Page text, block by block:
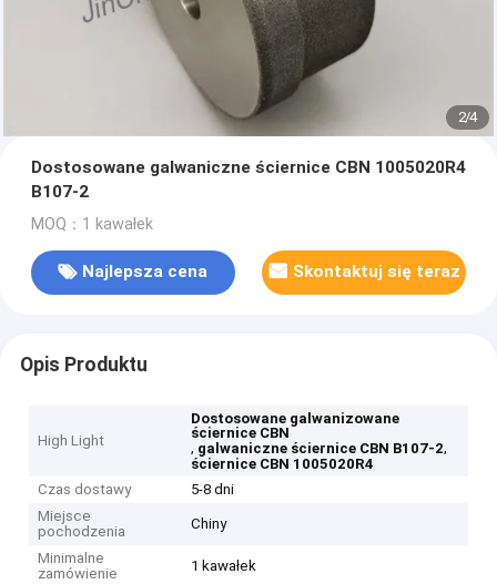
2/4
Dostosowane galwaniczne ściernice CBN 1005020R4
B107-2
MOQ：1 kawałek
Najlepsza cena Skontaktuj się teraz
Opis Produktu
High Light
Dostosowane galwanizowane
ściernice CBN
, galwaniczne ściernice CBN B107-2,
ściernice CBN 1005020R4
Czas dostawy
5-8 dni
Miejsce
pochodzenia
Chiny
Minimalne
zamówienie
1 kawałek